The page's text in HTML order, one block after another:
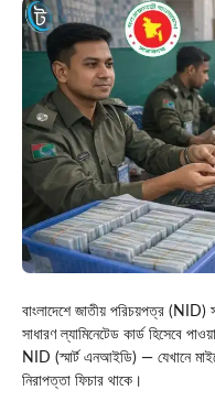
বাংলাদেশে জাতীয় পরিচয়পত্র (NID)
সাধারণ ল্যামিনেটেড কার্ড হিসেবে
NID (স্মার্ট এনআইডি) — যেখানে
নিরাপত্তা ফিচার থাকে।